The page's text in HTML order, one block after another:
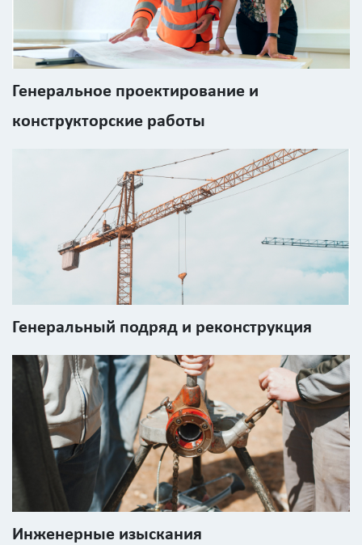
Генеральное проектирование и
конструкторские работы
Генеральный подряд и реконструкция
Инженерные изыскания